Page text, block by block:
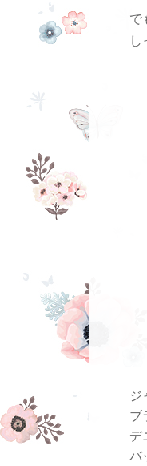
で
し
ジ
ブ
デ
バ